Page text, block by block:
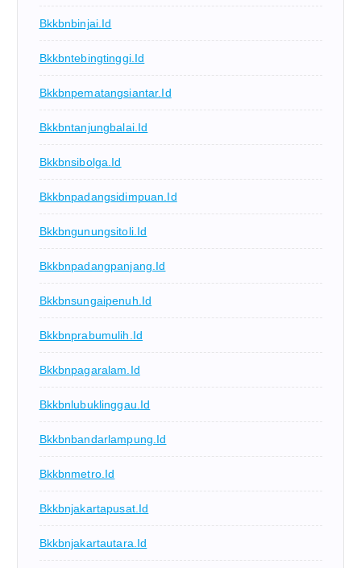
Bkkbnbinjai.id
Bkkbntebingtinggi.id
Bkkbnpematangsiantar.id
Bkkbntanjungbalai.id
Bkkbnsibolga.id
Bkkbnpadangsidimpuan.id
Bkkbngunungsitoli.id
Bkkbnpadangpanjang.id
Bkkbnsungaipenuh.id
Bkkbnprabumulih.id
Bkkbnpagaralam.id
Bkkbnlubuklinggau.id
Bkkbnbandarlampung.id
Bkkbnmetro.id
Bkkbnjakartapusat.id
Bkkbnjakartautara.id